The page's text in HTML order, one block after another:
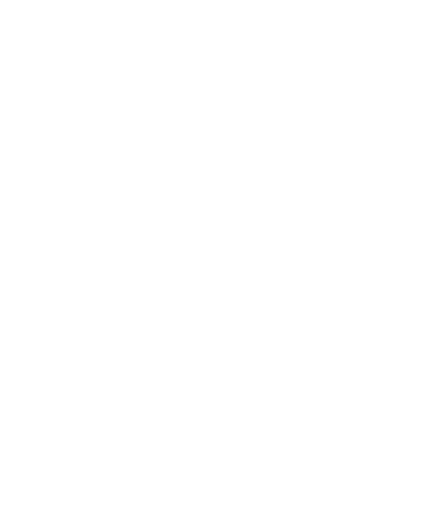
– „A KOMÁROMI HAJÓGYÁRTÁS 125 ÉVE”
PROGRAMAJÁNLÓ – TÝŽDENNÝ / HETI
/ DRAMAŤÁK / DIVADLO KOMORA
KOMÁRNA WWW.PEVNOST-KOMARNO.SK
A PREZMECZKY PÉTER